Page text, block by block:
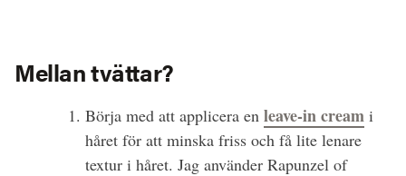
Mellan tvättar?
Börja med att applicera en leave-in cream i
håret för att minska friss och få lite lenare
textur i håret. Jag använder Rapunzel of